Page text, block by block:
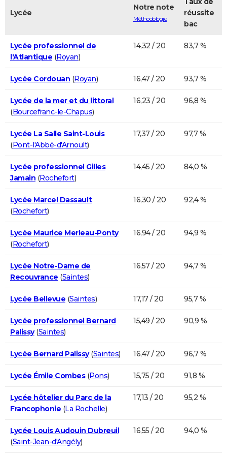
Lycée
Notre note
Méthodologie
réussite
bac
Lycée professionnel de
l'Atlantique (Royan)
14,32 / 20 83,7 %
Lycée Cordouan (Royan) 16,47 / 20 93,7 %
Lycée de la mer et du littoral
(Bourcefranc-le-Chapus)
16,23 / 20 96,8 %
Lycée La Salle Saint-Louis
(Pont-l'Abbé-d'Arnoult)
17,37 / 20 97,7 %
Lycée professionnel Gilles
Jamain (Rochefort)
14,45 / 20 84,0 %
Lycée Marcel Dassault
(Rochefort)
16,30 / 20 92,4 %
Lycée Maurice Merleau-Ponty
(Rochefort)
16,94 / 20 94,9 %
Lycée Notre-Dame de
Recouvrance (Saintes)
16,57 / 20 94,7 %
Lycée Bellevue (Saintes) 17,17 / 20 95,7 %
Lycée professionnel Bernard
Palissy(Saintes)
15,49 / 20 90,9 %
Lycée Bernard Palissy(Saintes) 16,47 / 20 96,7 %
Lycée Émile Combes(Pons) 15,75 / 20 91,8 %
Lycée hôtelier du Parc de la
Francophonie (La Rochelle)
17,13 / 20 95,2 %
Lycée Louis Audouin Dubreuil
(Saint-Jean-d'Angély)
16,55 / 20 94,0 %